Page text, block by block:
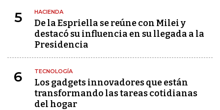
5 HACIENDA
De la Espriella se reúne con Milei y
destacó su influencia en su llegada a la
Presidencia
6 TECNOLOGÍA
Los gadgets innovadores que están
transformando las tareas cotidianas
del hogar